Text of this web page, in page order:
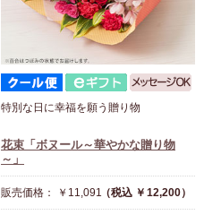
特別な日に幸福を願う贈り物
花束「ボヌール～華やかな贈り物
～」
販売価格： ￥11,091（税込 ￥12,200）